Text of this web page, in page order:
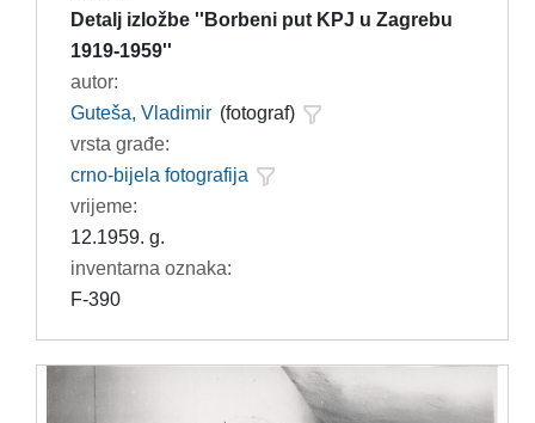
Detalj izložbe ''Borbeni put KPJ u Zagrebu
1919-1959''
autor:
Guteša, Vladimir (fotograf)
vrsta građe:
crno-bijela fotografija
vrijeme:
12.1959. g.
inventarna oznaka:
F-390